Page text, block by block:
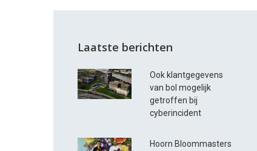
Laatste berichten
Ook klantgegevens
van bol mogelijk
getroffen bij
cyberincident
Hoorn Bloommasters